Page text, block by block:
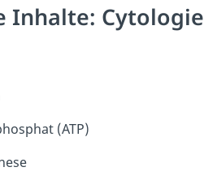
Inhalte: Cytologie
(ATP)